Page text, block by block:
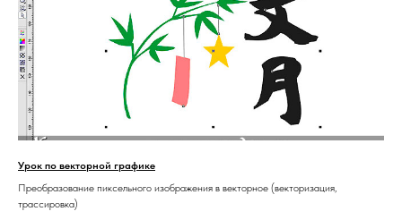
Урок по векторной графике
Преобразование пиксельного изображения в векторное (векторизация,
трассировка)